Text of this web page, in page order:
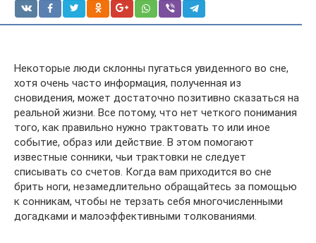
Некоторые люди склонны пугаться увиденного во сне,
хотя очень часто информация, полученная из
сновидения, может достаточно позитивно сказаться на
реальной жизни. Все потому, что нет четкого понимания
того, как правильно нужно трактовать то или иное
событие, образ или действие. В этом помогают
известные сонники, чьи трактовки не следует
списывать со счетов. Когда вам приходится во сне
брить ноги, незамедлительно обращайтесь за помощью
к сонникам, чтобы не терзать себя многочисленными
догадками и малоэффективными толкованиями.